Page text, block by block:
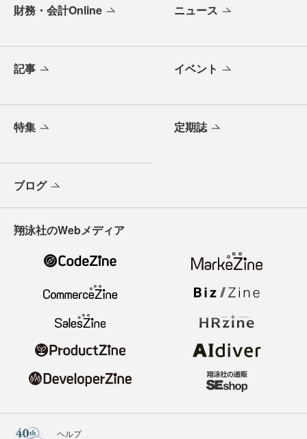
財務・会計Online ニュース
記事 イベント
特集 定期誌
ブログ
翔泳社のWebメディア
ヘルプ